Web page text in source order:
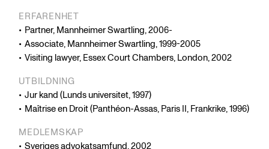
Wien samt s k ad hoc förfaranden enligt
UNCITRAL:s skiljedomsregler och svenska lagen
om skiljeförfaranden. Förutom svensk rätt har
Jakobs ärenden involverat bl a kinesisk, rysk,
saudiarabisk och internationell rätt (under bilaterala
och multilaterala investeringstraktat). Jakob är
styrelseledamot i Stockholms Handelskammares
Skiljedomsinstitut och har haft ett flertal uppdrag
ERFARENHET
Partner, Mannheimer Swartling, 2006-
Associate, Mannheimer Swartling, 1999-2005
Visiting lawyer, Essex Court Chambers, London, 2002
UTBILDNING
Jur kand (Lunds universitet, 1997)
Maîtrise en Droit (Panthéon-Assas, Paris II, Frankrike, 1996)
MEDLEMSKAP